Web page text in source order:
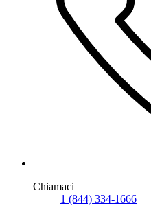
Chiamaci
1 (844) 334-1666